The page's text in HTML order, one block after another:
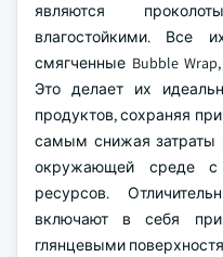
являются
влагостойкими. Все
смягченные Bubble
Это делает их
продуктов, сохраняя
самым снижая затраты
окружающей среде с
ресурсов.
включают в себя
глянцевыми